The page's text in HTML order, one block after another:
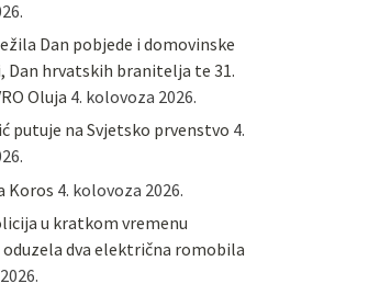
Dan pobjede i domovinske
Dan hrvatskih branitelja te 31.
Oluja 4. kolovoza 2026.
putuje na Svjetsko prvenstvo 4.
Koros 4. kolovoza 2026.
u kratkom vremenu
dva električna romobila